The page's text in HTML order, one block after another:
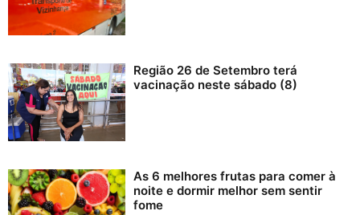
Região 26 de Setembro terá
vacinação neste sábado (8)
As 6 melhores frutas para comer à
noite e dormir melhor sem sentir
fome